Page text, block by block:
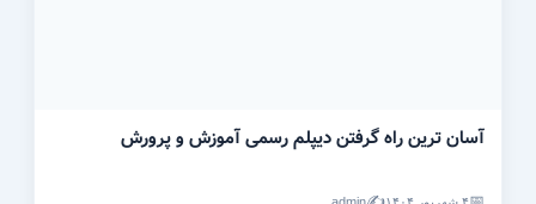
آسان ترین راه گرفتن دیپلم رسمی آموزش و پرورش